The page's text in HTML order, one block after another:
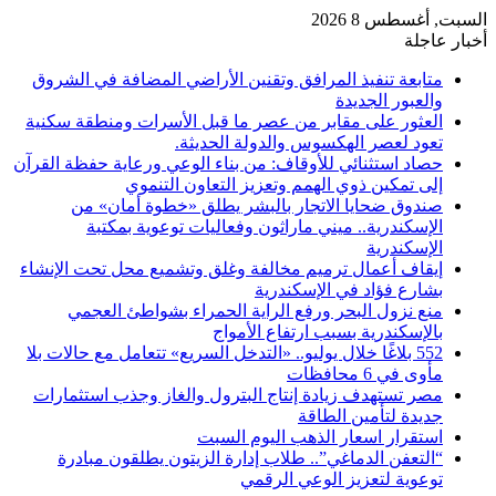
السبت, أغسطس 8 2026
أخبار عاجلة
متابعة تنفيذ المرافق وتقنين الأراضي المضافة في الشروق
والعبور الجديدة
العثور على مقابر من عصر ما قبل الأسرات ومنطقة سكنية
تعود لعصر الهكسوس والدولة الحديثة.
حصاد استثنائي للأوقاف: من بناء الوعي ورعاية حفظة القرآن
إلى تمكين ذوي الهمم وتعزيز التعاون التنموي
صندوق ضحايا الاتجار بالبشر يطلق «خطوة أمان» من
الإسكندرية.. ميني ماراثون وفعاليات توعوية بمكتبة
الإسكندرية
إيقاف أعمال ترميم مخالفة وغلق وتشميع محل تحت الإنشاء
بشارع فؤاد في الإسكندرية
منع نزول البحر ورفع الراية الحمراء بشواطئ العجمي
بالإسكندرية بسبب ارتفاع الأمواج
552 بلاغًا خلال يوليو.. «التدخل السريع» تتعامل مع حالات بلا
مأوى في 6 محافظات
مصر تستهدف زيادة إنتاج البترول والغاز وجذب استثمارات
جديدة لتأمين الطاقة
استقرار اسعار الذهب اليوم السبت
“التعفن الدماغي”.. طلاب إدارة الزيتون يطلقون مبادرة
توعوية لتعزيز الوعي الرقمي